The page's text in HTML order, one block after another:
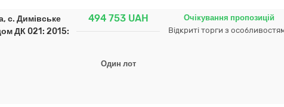
с. Димівське
ДК 021: 2015:
494 753 UAH
Один лот
Очікування пропозицій
Відкриті торги з